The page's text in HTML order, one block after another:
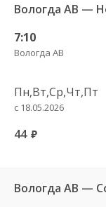
Вологда АВ —
7:10
Вологда АВ
Пн,Вт,Ср,Чт,Пт
с 18.05.2026
44 руб.
Вологда АВ —